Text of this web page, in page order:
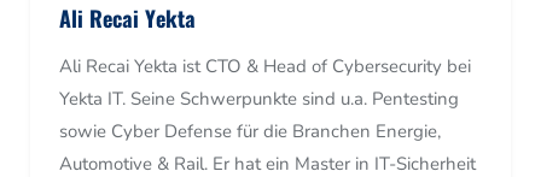
Ali Recai Yekta
Ali Recai Yekta ist CTO & Head of Cybersecurity bei
Yekta IT. Seine Schwerpunkte sind u.a. Pentesting
sowie Cyber Defense für die Branchen Energie,
Automotive & Rail. Er hat ein Master in IT-Sicherheit